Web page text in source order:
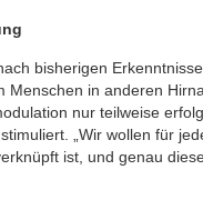
bisherigen
in anderen
nur teilweise
„Wir wollen für
ist, und genau